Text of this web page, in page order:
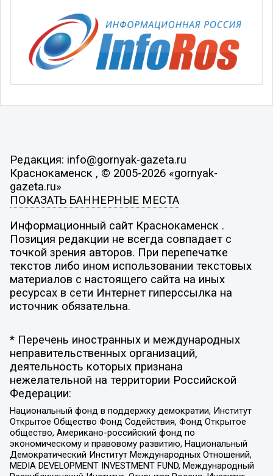
Редакция: info@gornyak-gazeta.ru
Краснокаменск , © 2005-2026 «gornyak-
gazeta.ru»
ПОКАЗАТЬ БАННЕРНЫЕ МЕСТА
Информационный сайт Краснокаменск .
Позиция редакции не всегда совпадает с
точкой зрения авторов. При перепечатке
текстов либо ином использовании текстовых
материалов с настоящего сайта на иных
ресурсах в сети Интернет гиперссылка на
источник обязательна.
* Перечень иностранных и международных
неправительственных организаций,
деятельность которых признана
нежелательной на территории Российской
Федерации:
Национальный фонд в поддержку демократии, Институт
Открытое Общество Фонд Содействия, Фонд Открытое
общество, Американо-российский фонд по
экономическому и правовому развитию, Национальный
Демократический Институт Международных Отношений,
MEDIA DEVELOPMENT INVESTMENT FUND, Международный